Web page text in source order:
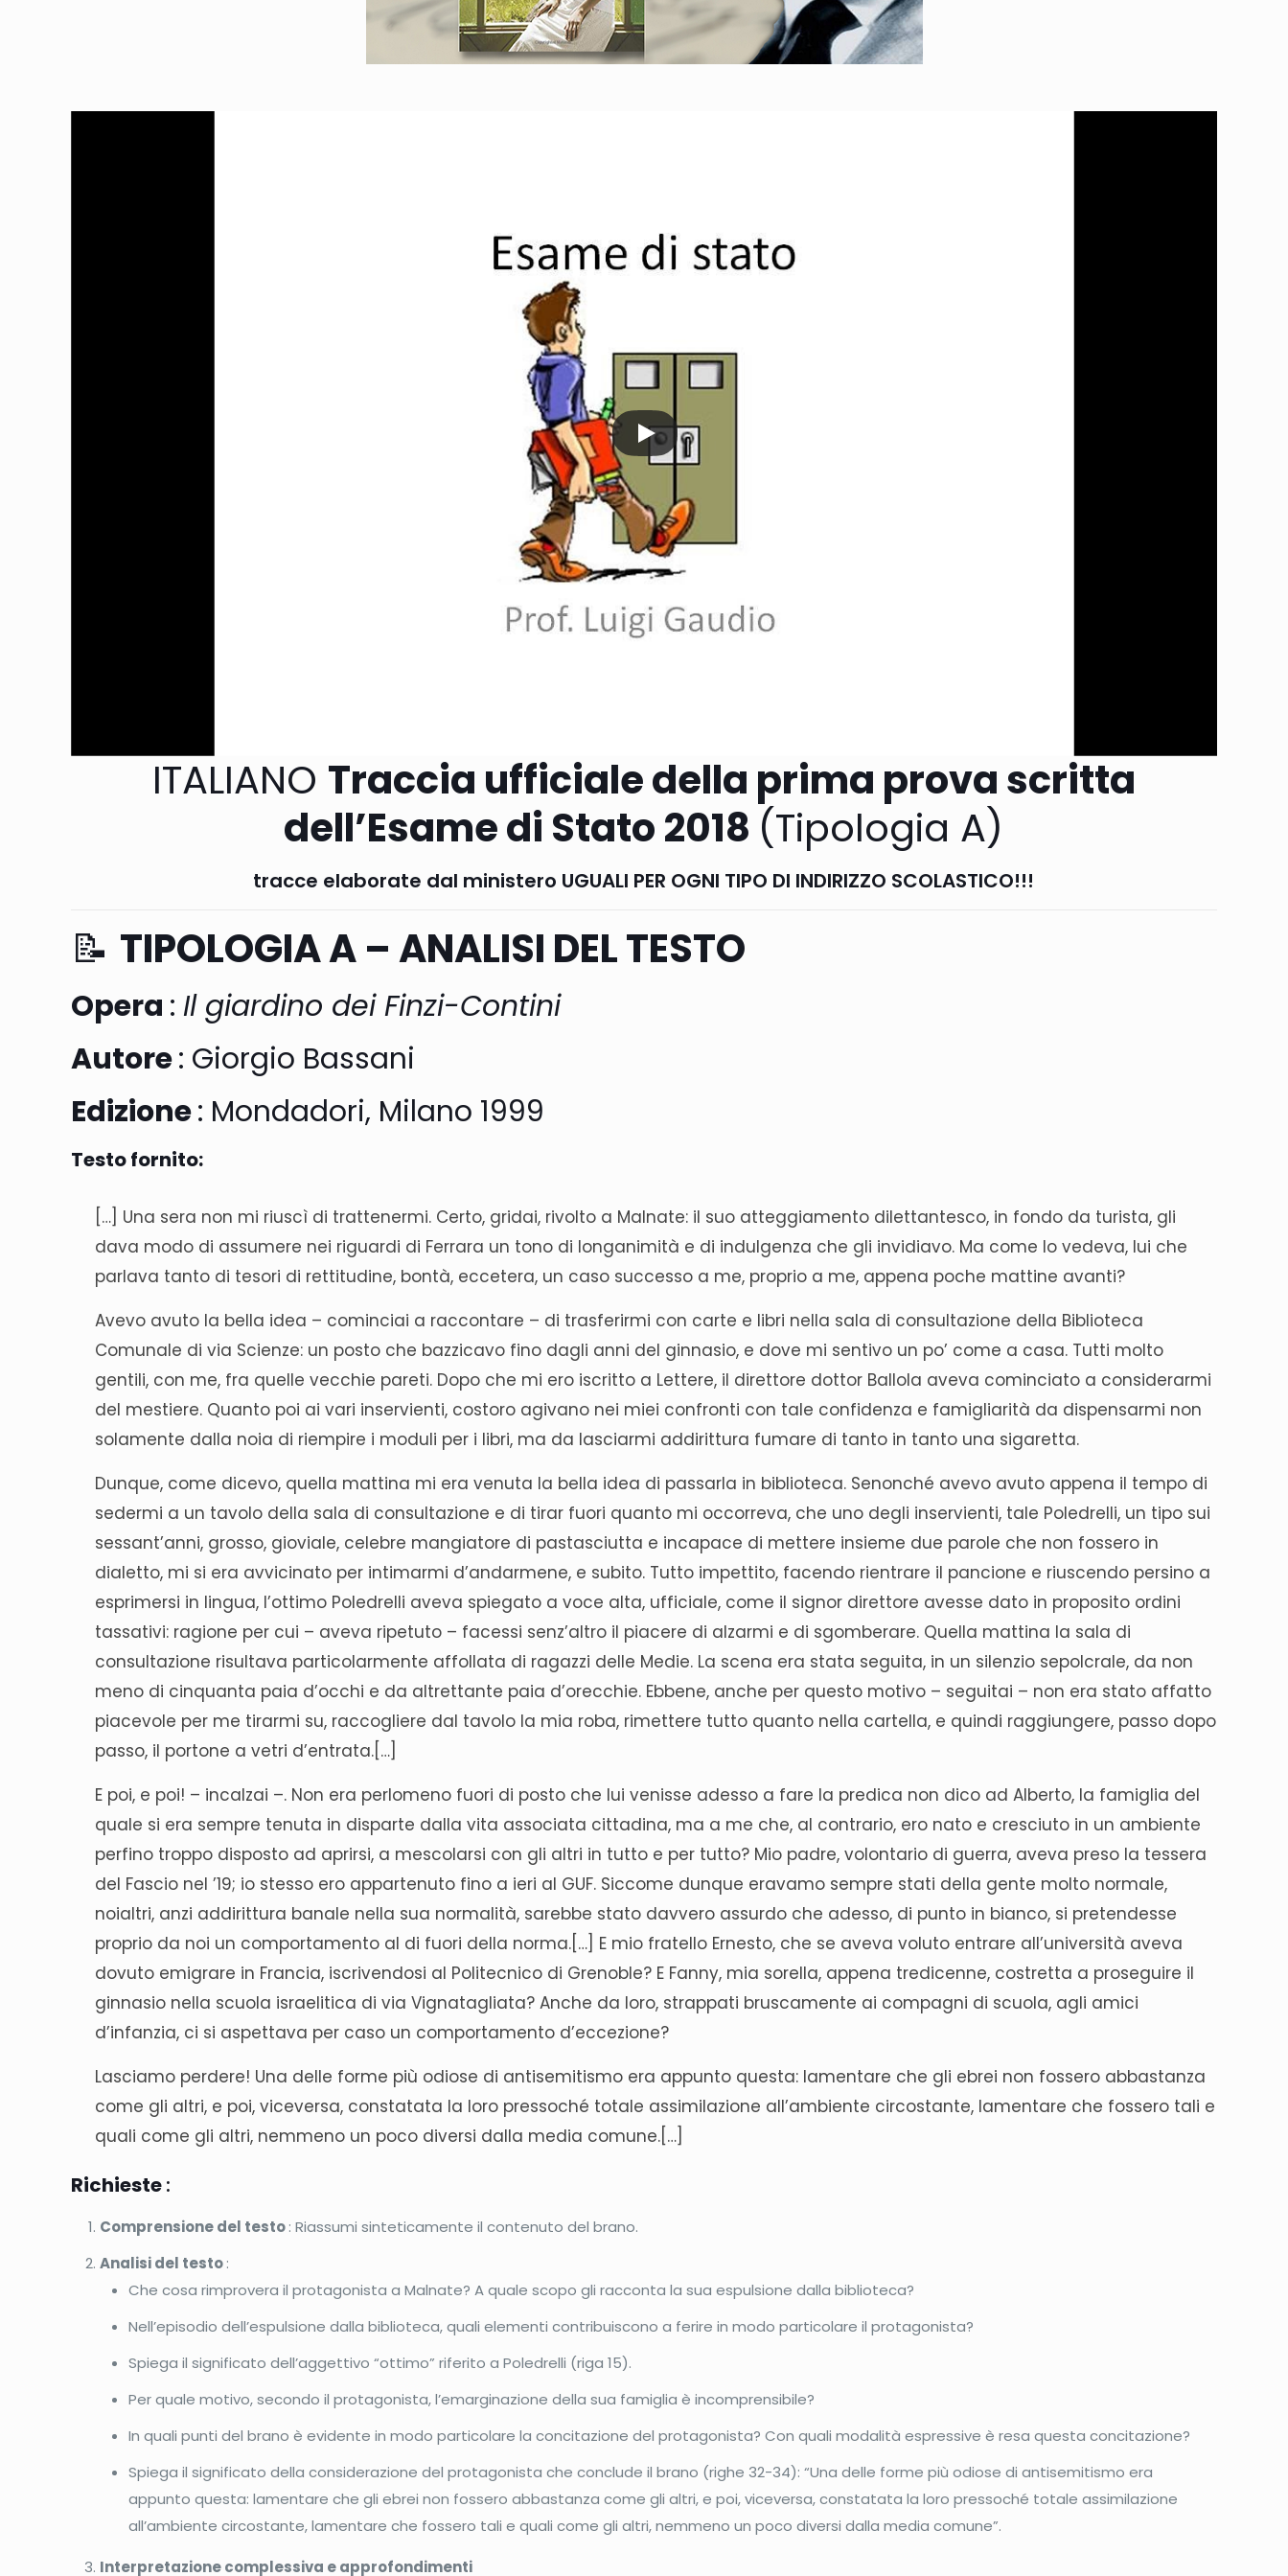
ITALIANO Traccia ufficiale della prima prova scritta
dell’Esame di Stato 2018 (Tipologia A)
tracce elaborate dal ministero UGUALI PER OGNI TIPO DI INDIRIZZO SCOLASTICO!!!
📝 TIPOLOGIA A – ANALISI DEL TESTO
Opera :Il giardino dei Finzi-Contini
Autore: Giorgio Bassani
Edizione: Mondadori, Milano 1999
Testo fornito:
[…] Una sera non mi riuscì di trattenermi. Certo, gridai, rivolto a Malnate: il suo atteggiamento dilettantesco, in fondo da turista, gli
dava modo di assumere nei riguardi di Ferrara un tono di longanimità e di indulgenza che gli invidiavo. Ma come lo vedeva, lui che
parlava tanto di tesori di rettitudine, bontà, eccetera, un caso successo a me, proprio a me, appena poche mattine avanti?
Avevo avuto la bella idea – cominciai a raccontare – di trasferirmi con carte e libri nella sala di consultazione della Biblioteca
Comunale di via Scienze: un posto che bazzicavo fino dagli anni del ginnasio, e dove mi sentivo un po’ come a casa. Tutti molto
gentili, con me, fra quelle vecchie pareti. Dopo che mi ero iscritto a Lettere, il direttore dottor Ballola aveva cominciato a considerarmi
del mestiere. Quanto poi ai vari inservienti, costoro agivano nei miei confronti con tale confidenza e famigliarità da dispensarmi non
solamente dalla noia di riempire i moduli per i libri, ma da lasciarmi addirittura fumare di tanto in tanto una sigaretta.
Dunque, come dicevo, quella mattina mi era venuta la bella idea di passarla in biblioteca. Senonché avevo avuto appena il tempo di
sedermi a un tavolo della sala di consultazione e di tirar fuori quanto mi occorreva, che uno degli inservienti, tale Poledrelli, un tipo sui
sessant’anni, grosso, gioviale, celebre mangiatore di pastasciutta e incapace di mettere insieme due parole che non fossero in
dialetto, mi si era avvicinato per intimarmi d’andarmene, e subito. Tutto impettito, facendo rientrare il pancione e riuscendo persino a
esprimersi in lingua, l’ottimo Poledrelli aveva spiegato a voce alta, ufficiale, come il signor direttore avesse dato in proposito ordini
tassativi: ragione per cui – aveva ripetuto – facessi senz’altro il piacere di alzarmi e di sgomberare. Quella mattina la sala di
consultazione risultava particolarmente affollata di ragazzi delle Medie. La scena era stata seguita, in un silenzio sepolcrale, da non
meno di cinquanta paia d’occhi e da altrettante paia d’orecchie. Ebbene, anche per questo motivo – seguitai – non era stato affatto
piacevole per me tirarmi su, raccogliere dal tavolo la mia roba, rimettere tutto quanto nella cartella, e quindi raggiungere, passo dopo
passo, il portone a vetri d’entrata.[…]
E poi, e poi! – incalzai –. Non era perlomeno fuori di posto che lui venisse adesso a fare la predica non dico ad Alberto, la famiglia del
quale si era sempre tenuta in disparte dalla vita associata cittadina, ma a me che, al contrario, ero nato e cresciuto in un ambiente
perfino troppo disposto ad aprirsi, a mescolarsi con gli altri in tutto e per tutto? Mio padre, volontario di guerra, aveva preso la tessera
del Fascio nel ’19; io stesso ero appartenuto fino a ieri al GUF. Siccome dunque eravamo sempre stati della gente molto normale,
noialtri, anzi addirittura banale nella sua normalità, sarebbe stato davvero assurdo che adesso, di punto in bianco, si pretendesse
proprio da noi un comportamento al di fuori della norma.[…] E mio fratello Ernesto, che se aveva voluto entrare all’università aveva
dovuto emigrare in Francia, iscrivendosi al Politecnico di Grenoble? E Fanny, mia sorella, appena tredicenne, costretta a proseguire il
ginnasio nella scuola israelitica di via Vignatagliata? Anche da loro, strappati bruscamente ai compagni di scuola, agli amici
d’infanzia, ci si aspettava per caso un comportamento d’eccezione?
Lasciamo perdere! Una delle forme più odiose di antisemitismo era appunto questa: lamentare che gli ebrei non fossero abbastanza
come gli altri, e poi, viceversa, constatata la loro pressoché totale assimilazione all’ambiente circostante, lamentare che fossero tali e
quali come gli altri, nemmeno un poco diversi dalla media comune.[…]
Richieste:
Comprensione del testo: Riassumi sinteticamente il contenuto del brano.
Analisi del testo:
Che cosa rimprovera il protagonista a Malnate? A quale scopo gli racconta la sua espulsione dalla biblioteca?
Nell’episodio dell’espulsione dalla biblioteca, quali elementi contribuiscono a ferire in modo particolare il protagonista?
Spiega il significato dell’aggettivo “ottimo” riferito a Poledrelli (riga 15).
Per quale motivo, secondo il protagonista, l’emarginazione della sua famiglia è incomprensibile?
In quali punti del brano è evidente in modo particolare la concitazione del protagonista? Con quali modalità espressive è resa questa concitazione?
Spiega il significato della considerazione del protagonista che conclude il brano (righe 32-34): “Una delle forme più odiose di antisemitismo era
appunto questa: lamentare che gli ebrei non fossero abbastanza come gli altri, e poi, viceversa, constatata la loro pressoché totale assimilazione
all’ambiente circostante, lamentare che fossero tali e quali come gli altri, nemmeno un poco diversi dalla media comune”.
Interpretazione complessiva e approfondimenti